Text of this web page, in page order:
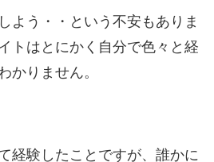
よう・・という不安もありま
トはとにかく自分で色々と経
かりません。
経験したことですが、誰かに